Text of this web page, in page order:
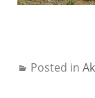
Posted in